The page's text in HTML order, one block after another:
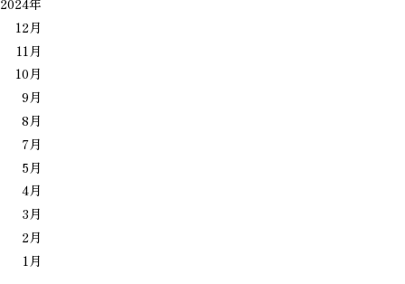
12月
11月
10月
9月
8月
7月
5月
4月
3月
2月
1月